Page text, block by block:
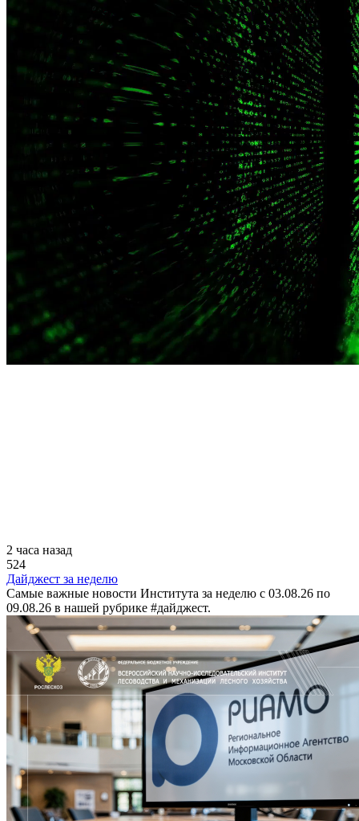
2 часа назад
524
Дайджест за неделю
Самые важные новости Института за неделю с 03.08.26 по
09.08.26 в нашей рубрике #дайджест.